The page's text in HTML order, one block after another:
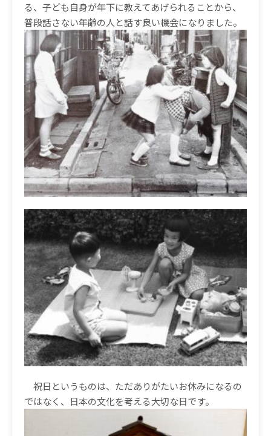
る、子ども自身が年下に教えてあげられることから、
普段話さない年齢の人と話す良い機会になりました。
祝日というものは、ただありがたいお休みになるの
ではなく、日本の文化を考える大切な日です。